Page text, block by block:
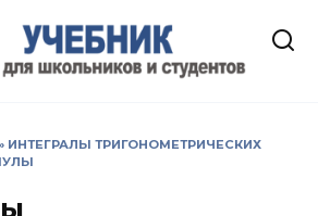
ИНТЕГРАЛЫ ТРИГОНОМЕТРИЧЕСКИХ